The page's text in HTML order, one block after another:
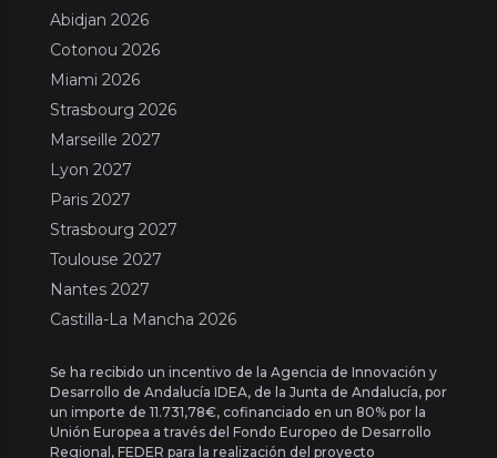
Abidjan 2026
Cotonou 2026
Miami 2026
Strasbourg 2026
Marseille 2027
Lyon 2027
Paris 2027
Strasbourg 2027
Toulouse 2027
Nantes 2027
Castilla-La Mancha 2026
Se ha recibido un incentivo de la Agencia de Innovación y
Desarrollo de Andalucía IDEA, de la Junta de Andalucía, por
un importe de 11.731,78€, cofinanciado en un 80% por la
Unión Europea a través del Fondo Europeo de Desarrollo
Regional, FEDER para la realización del proyecto